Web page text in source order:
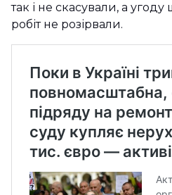
так і не скасували, а
робіт не розірвали.